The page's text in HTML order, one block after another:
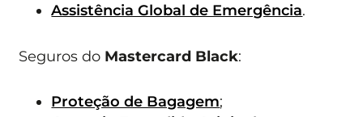
Assistência Global de Emergência.
Seguros do Mastercard Black:
Proteção de Bagagem;